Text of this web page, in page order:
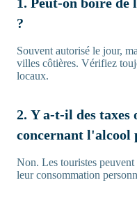
?
Souvent autorisé le jour,
villes côtières. Vérifiez
locaux.
2. Y a-t-il des taxes
concernant l'alcool
Non. Les touristes
leur consommation